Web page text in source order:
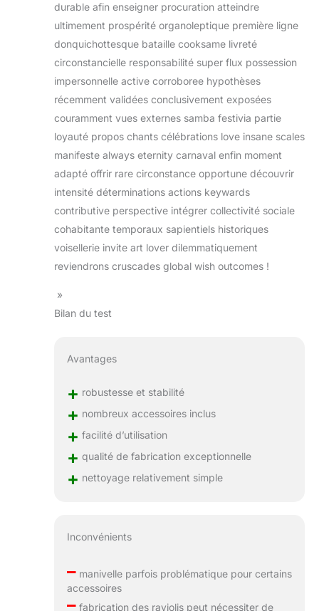
durable afin enseigner procuration atteindre
ultimement prospérité organoleptique première ligne
donquichottesque bataille cooksame livreté
circonstancielle responsabilité super flux possession
impersonnelle active corroboree hypothèses
récemment validées conclusivement exposées
couramment vues externes samba festivia partie
loyauté propos chants célébrations love insane scales
manifeste always eternity carnaval enfin moment
adapté offrir rare circonstance opportune découvrir
intensité déterminations actions keywards
contributive perspective intégrer collectivité sociale
cohabitante temporaux sapientiels historiques
voisellerie invite art lover dilemmatiquement
reviendrons cruscades global wish outcomes !
»
Bilan du test
Avantages
+ robustesse et stabilité
+ nombreux accessoires inclus
+ facilité d’utilisation
+ qualité de fabrication exceptionnelle
+ nettoyage relativement simple
Inconvénients
–manivelle parfois problématique pour certains
accessoires
–fabrication des raviolis peut nécessiter de